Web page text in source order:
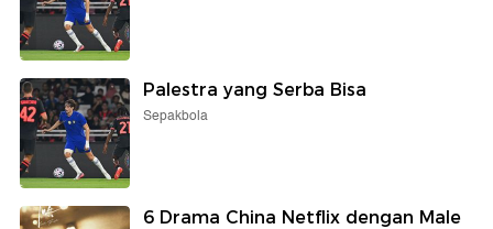
Palestra yang Serba Bisa
Sepakbola
6 Drama China Netflix dengan Male